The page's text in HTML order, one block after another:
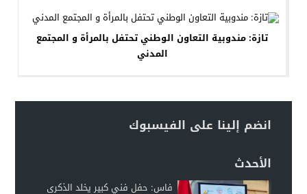
تازة: مندوبية التعاون الوطني تحتفل بالمرأة و المجتمع
المدني
انضم إلينا على الفيسبوك
الأحدث
فاس: حفل فني كبير يخلد الذكرى